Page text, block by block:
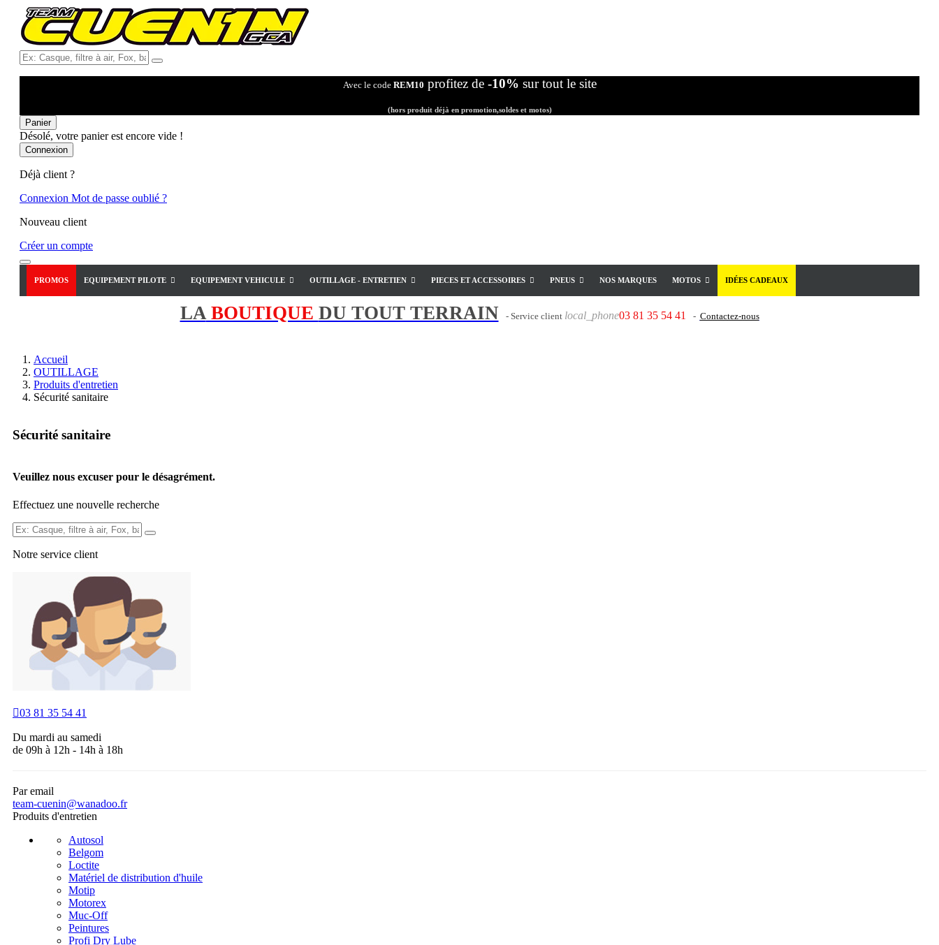
Ex:
Casque,
Fox,
...
Avec le code REM10 profitez de -10% sur tout le site
(hors produit déjà en promotion,soldes et motos)
Panier
Désolé, votre panier est encore vide !
Connexion
Déjà client ?
Connexion Mot de passe oublié ?
Nouveau client
Créer un compte
PROMOS EQUIPEMENT PILOTE EQUIPEMENT VEHICULE OUTILLAGE - ENTRETIEN PIECES ET ACCESSOIRES PNEUS NOS MARQUES MOTOS IDÉES CADEAUX
LABOUTIQUE DU TOUT TERRAIN - Service client local_phone03 81 35 54 41 - Contactez-nous
Accueil
OUTILLAGE
Produits d'entretien
Sécurité sanitaire
Sécurité sanitaire
Veuillez nous excuser pour le désagrément.
Effectuez une nouvelle recherche
Ex:
batterie
Notre service client
03 81 35 54 41
Du mardi au samedi
de 09h à 12h - 14h à 18h
Par email
team-cuenin@wanadoo.fr
Produits d'entretien
Autosol
Belgom
Loctite
Matériel de distribution d'huile
Motip
Motorex
Muc-Off
Peintures
Profi Dry Lube